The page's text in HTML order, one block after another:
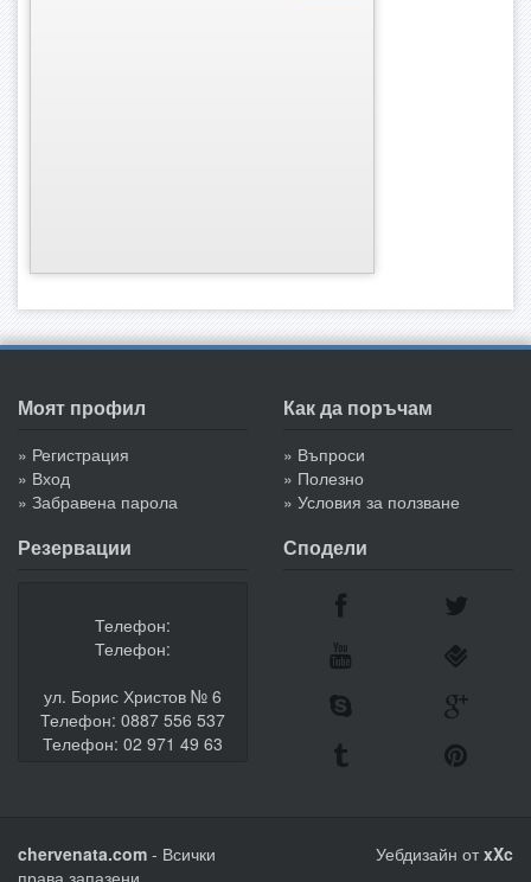
Моят профил
» Регистрация
» Вход
» Забравена парола
Как да поръчам
» Въпроси
» Полезно
» Условия за ползване
Резервации
Телефон:
Телефон:
ул. Борис Христов № 6
Телефон: 0887 556 537
Телефон: 02 971 49 63
Сподели
chervenata.com - Всички
права запазени
Уебдизайн отxXc